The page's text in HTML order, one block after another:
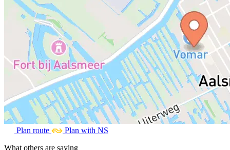
Plan route
Plan with NS
What others are saying